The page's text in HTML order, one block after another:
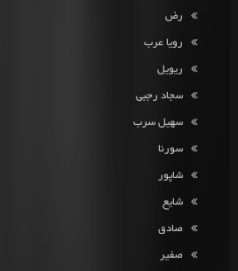
رض
رویا عرب
ریویل
سجاد رجبی
سهیل سرب
سورنا
شاپور
شایع
صادق
صفیر